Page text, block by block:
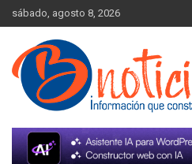
Skip
to
content
sábado, agosto 8, 2026
BNoticias